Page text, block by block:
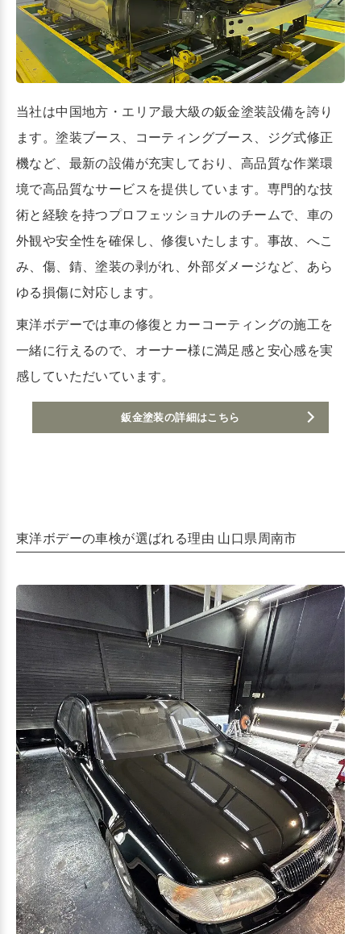
当社は中国地方・エリア最大級の鈑金塗装設備を誇り
ます。塗装ブース、コーティングブース、ジグ式修正
機など、最新の設備が充実しており、高品質な作業環
境で高品質なサービスを提供しています。専門的な技
術と経験を持つプロフェッショナルのチームで、車の
外観や安全性を確保し、修復いたします。事故、へこ
み、傷、錆、塗装の剥がれ、外部ダメージなど、あら
ゆる損傷に対応します。
東洋ボデーでは車の修復とカーコーティングの施工を
一緒に行えるので、 オーナー様に満足感と安心感を実
感していただいています。
鈑金塗装の詳細はこちら
東洋ボデーの車検が選ばれる理由 山口県周南市